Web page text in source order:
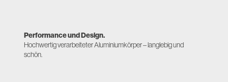
Performance und Design.
Hochwertig verarbeiteter Aluminiumkörper – langlebig und
schön.